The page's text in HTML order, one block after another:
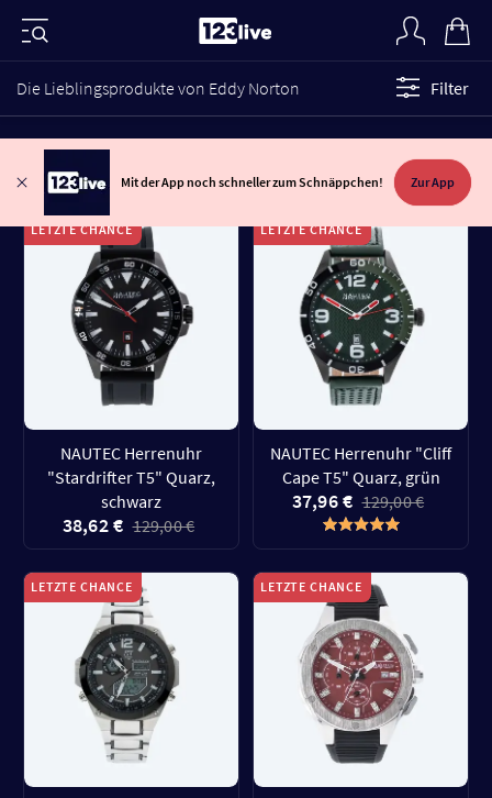
Die Lieblingsprodukte von Eddy Norton Filter
Mit der App noch schneller zum Schnäppchen! Zur App
LETZTE CHANCE
NAUTEC Herrenuhr
"Stardrifter T5" Quarz,
schwarz
38,62 € 129,00 €
LETZTE CHANCE
NAUTEC Herrenuhr "Cliff
Cape T5" Quarz, grün
37,96 € 129,00 €
LETZTE CHANCE LETZTE CHANCE